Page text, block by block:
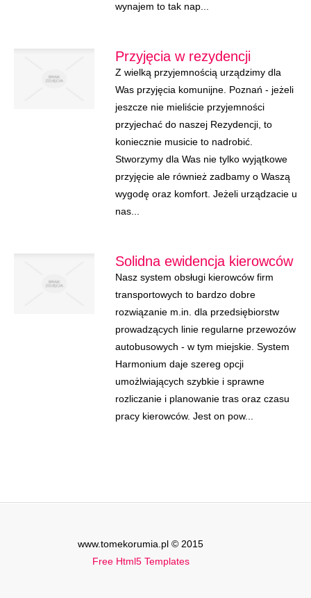
wynajem to tak nap...
Przyjęcia w rezydencji
Z wielką przyjemnością urządzimy dla
Was przyjęcia komunijne. Poznań - jeżeli
jeszcze nie mieliście przyjemności
przyjechać do naszej Rezydencji, to
koniecznie musicie to nadrobić.
Stworzymy dla Was nie tylko wyjątkowe
przyjęcie ale również zadbamy o Waszą
wygodę oraz komfort. Jeżeli urządzacie u
nas...
Solidna ewidencja kierowców
Nasz system obsługi kierowców firm
transportowych to bardzo dobre
rozwiązanie m.in. dla przedsiębiorstw
prowadzących linie regularne przewozów
autobusowych - w tym miejskie. System
Harmonium daje szereg opcji
umożlwiających szybkie i sprawne
rozliczanie i planowanie tras oraz czasu
pracy kierowców. Jest on pow...
www.tomekorumia.pl © 2015
Free Html5 Templates